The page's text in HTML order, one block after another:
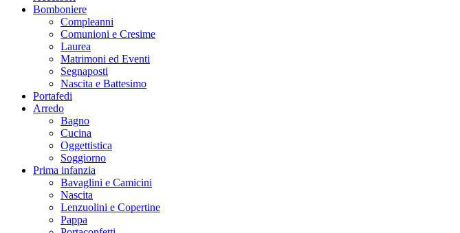
Bomboniere
Compleanni
Comunioni e Cresime
Laurea
Matrimoni ed Eventi
Segnaposti
Nascita e Battesimo
Portafedi
Arredo
Bagno
Cucina
Oggettistica
Soggiorno
Prima infanzia
Bavaglini e Camicini
Nascita
Lenzuolini e Copertine
Pappa